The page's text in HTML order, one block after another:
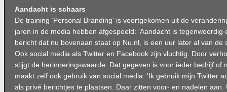
Aandacht is schaars
De training ‘Personal Branding‘ is voortgekomen uit de
jaren in de media hebben afgespeeld: 'Aandacht is tegenwoordig
bericht dat nu bovenaan staat op Nu.nl, is een uur later al van de
Ook social media als Twitter en Facebook zijn vluchtig. Door
stijgt de herinneringswaarde. Dat gegeven is voor ieder bedrijf of
maakt zelf ook gebruik van social media: 'Ik gebruik mijn Twitter
als privé berichtjes te plaatsen. Daar zitten voor- en nadelen aan.